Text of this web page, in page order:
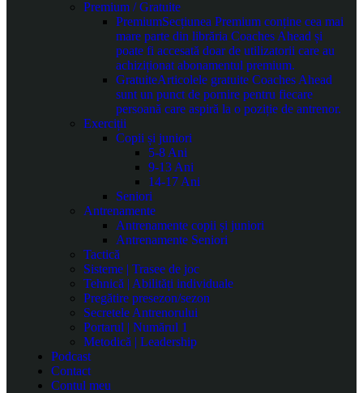
Premium / Gratuite
PremiumSecțiunea Premium conține cea mai
mare parte din librăria Coaches Ahead și
poate fi accesată doar de utilizatorii care au
achiziționat abonamentul premium.
GratuiteArticolele gratuite Coaches Ahead
sunt un punct de pornire pentru fiecare
persoană care aspiră la o poziție de antrenor.
Exerciții
Copii și juniori
5-8 Ani
9-13 Ani
14-17 Ani
Seniori
Antrenamente
Antrenamente copii și juniori
Antrenamente Seniori
Tactică
Sisteme | Trasee de joc
Tehnică | Abilități individuale
Pregătire presezon/sezon
Secretele Antrenorului
Portarul | Numărul 1
Metodică | Leadership
Podcast
Contact
Contul meu